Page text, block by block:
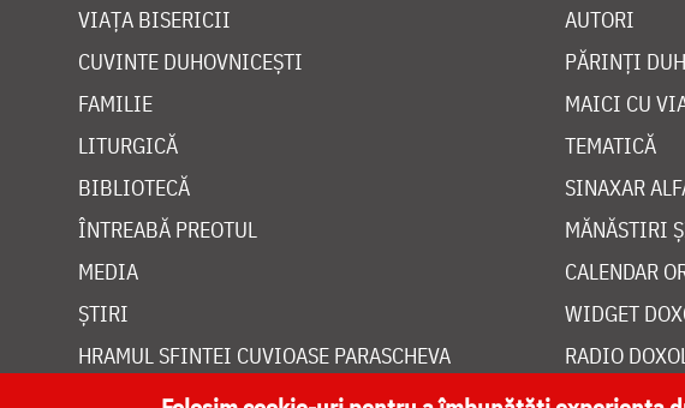
VIAȚA BISERICII
CUVINTE DUHOVNICEȘTI
FAMILIE
LITURGICĂ
BIBLIOTECĂ
ÎNTREABĂ PREOTUL
MEDIA
ȘTIRI
HRAMUL SFINTEI CUVIOASE PARASCHEVA
AUTORI
PĂRINȚI
MAICI CU
TEMATICĂ
SINAXAR
MĂNĂSTIRI
CALENDAR
WIDGET
RADIO